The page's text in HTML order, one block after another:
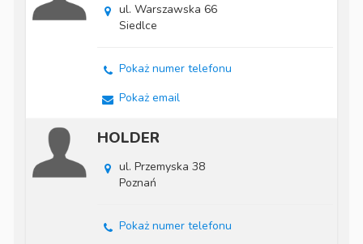
ul. Warszawska 66
Siedlce
Pokaż numer telefonu
Pokaż email
HOLDER
ul. Przemyska 38
Poznań
Pokaż numer telefonu